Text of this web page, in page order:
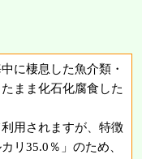
に棲息した魚介類・
まま化石化腐食した
用されますが、特徴
リ35.0％」のため、